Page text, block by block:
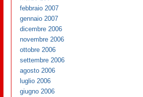
febbraio 2007
gennaio 2007
dicembre 2006
novembre 2006
ottobre 2006
settembre 2006
agosto 2006
luglio 2006
giugno 2006